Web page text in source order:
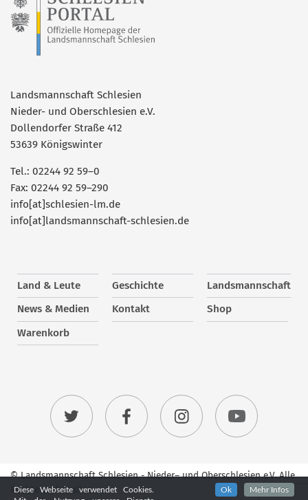
Landsmannschaft Schlesien
Nieder- und Oberschlesien e.V.
Dollendorfer Straße 412
53639 Königswinter
Tel.: 02244 92 59–0
Fax: 02244 92 59–290
info[at]schlesien-lm.de
info[at]landsmannschaft-schlesien.de
Land & Leute Geschichte
Landsmannschaft
News & Medien
Kontakt
Shop
Warenkorb
© Landsmannschaft Schlesien - Nieder– und Oberschlesien e.V. Alle
Rechte vorbehalten.
Diese Webseite verwendet Cookies.
Ok Mehr Infos